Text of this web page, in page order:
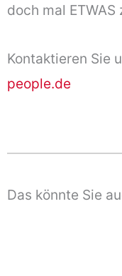
doch mal
Kontaktieren Sie
people.de
Das könnte Sie